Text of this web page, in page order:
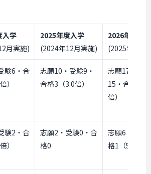
入学
月実施)
2025年度入学
(2024年12月実施)
2026年度入
(2025年12月
験6・合
）
志願10・受験9・
合格3（3.0倍）
志願17・受験
15・合格6（
倍）
験2・合
）
志願2・受験0・合
格0
志願6・受験
格1（5.0倍）